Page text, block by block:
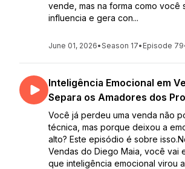
vende, mas na forma como você
influencia e gera con...
June 01, 2026•Season 17• Episode 79
Inteligência Emocional em
Separa os Amadores dos
Você já perdeu uma venda não
técnica, mas porque deixou a
alto? Este episódio é sobre
Vendas do Diego Maia, você vai
que inteligência emocional virou